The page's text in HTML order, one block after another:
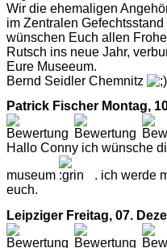
Wir die ehemaligen
im Zentralen
wünschen Euch allen
Rutsch ins neue Jahr,
Eure Museeum.
Bernd Seidler Chemnitz
Patrick Fischer Montag,
Hallo Conny ich wünsche
museum
. ich werde
euch.
Leipziger Freitag, 07.